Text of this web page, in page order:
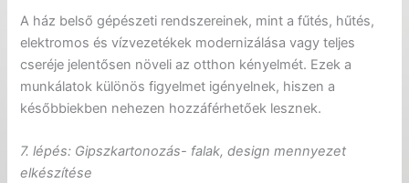
A ház belső gépészeti rendszereinek, mint a fűtés, hűtés,
elektromos és vízvezetékek modernizálása vagy teljes
cseréje jelentősen növeli az otthon kényelmét. Ezek a
munkálatok különös figyelmet igényelnek, hiszen a
későbbiekben nehezen hozzáférhetőek lesznek.
7. lépés: Gipszkartonozás- falak, design mennyezet
elkészítése